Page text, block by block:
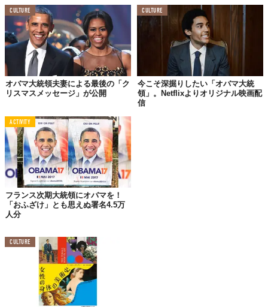
サーシャのためにもう数年、ワシントンに暮らすことにしまし
た。高校の途中で学校を変えるのは、本人にとってもきっとタフ
オバマ夫妻がこう決意を固めたのは、次女ナターシャ（愛称：サ
ーシャ）さんが通う高校の卒業まで、まだ2年近くあることから、
あと数年はワシントンに残る決意をしたようです。
当初、大統領をリタイアした後の住処はどこに？と、ゴシップま
がいの報道がアメリカでは飛び交っていたようですが、ここにき
てようやくそれが一つ所に落ち着いた印象、と「Independent
Journal Review」は報じています。
1920年代築、
豪邸だけどド派手すぎない家
CULTURE
オバマ大統領夫妻による最後の「ク
リスマスメッセージ」が公開
CULTURE
今こそ深掘りしたい「オバマ大統
領」。Netflixよりオリジナル映画配
信
ACTIVITY
フランス次期大統領にオバマを！
「おふざけ」とも思えぬ署名4.5万
人分
CULTURE